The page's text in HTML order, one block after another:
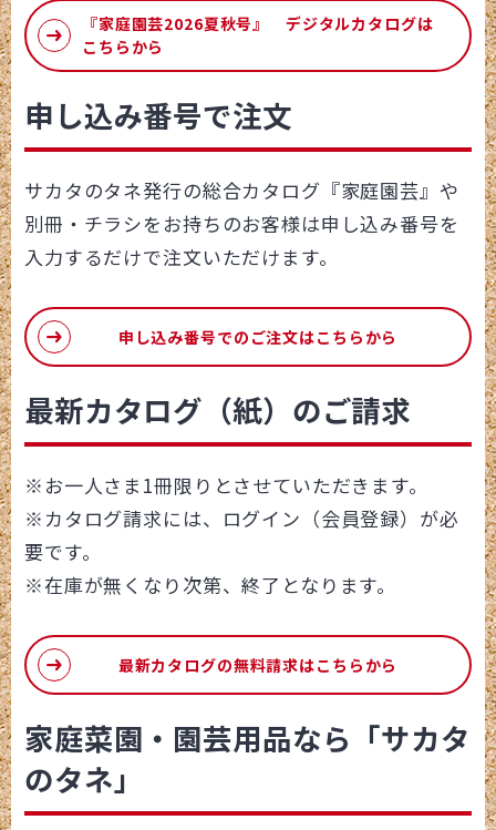
『家庭園芸2026夏秋号』 デジタルカタログは
こちらから
申し込み番号で注文
サカタのタネ発行の総合カタログ『家庭園芸』や
別冊・チラシをお持ちのお客様は申し込み番号を
入力するだけで注文いただけます。
申し込み番号でのご注文はこちらから
最新カタログ（紙）のご請求
※お一人さま1冊限りとさせていただきます。
※カタログ請求には、ログイン（会員登録）が必
要です。
※在庫が無くなり次第、終了となります。
最新カタログの無料請求はこちらから
家庭菜園・園芸用品なら「サカタ
のタネ」